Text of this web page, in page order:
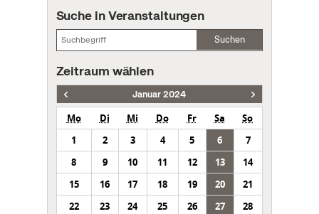
Suche in Veranstaltungen
Suchen
Zeitraum wählen
Januar 2024
Mo Di Mi Do Fr Sa
So
1
2 3 4 5 6
7
8
9 10 11 12 13
14
15
16 17 18 19 20
21
22
23 24 25 26 27
28